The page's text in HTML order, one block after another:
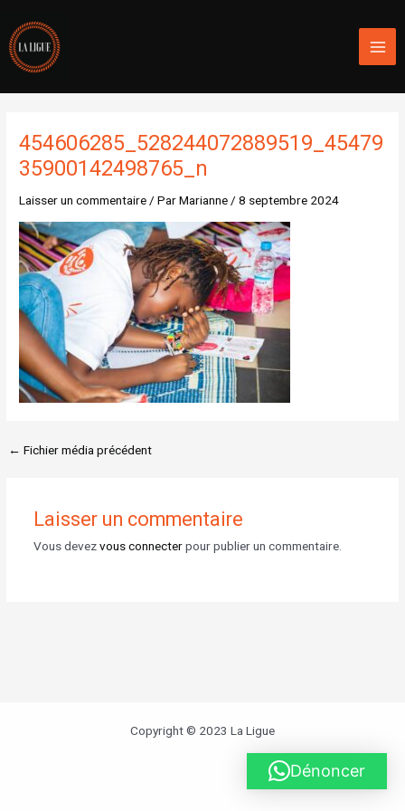
contenu
454606285_528244072889519_45479
35900142498765_n
Laisser un commentaire/ ParMarianne/8 septembre 2024
← Fichier média précédent
Laisser un commentaire
Vous devezvous connecterpour publier un commentaire.
Copyright © 2023 La Ligue
Dénoncer